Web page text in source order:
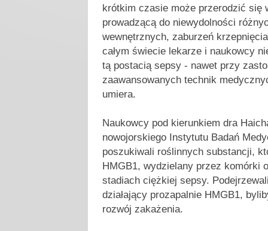
krótkim czasie może przerodzić się
prowadzącą do niewydolności
wewnętrznych, zaburzeń
całym świecie lekarze i naukowcy
tą postacią sepsy - nawet przy
zaawansowanych technik
umiera.
Naukowcy pod kierunkiem dra
nowojorskiego Instytutu Badań
poszukiwali roślinnych substancji,
HMGB1, wydzielany przez komórki
stadiach ciężkiej sepsy.
działający prozapalnie HMGB1,
rozwój zakażenia.